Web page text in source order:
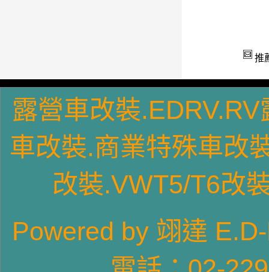
T4GPVR6車型-2
推
露營車改裝
車改裝.商業特殊車改
改裝.VWT5/T6改
Powered by 翊達